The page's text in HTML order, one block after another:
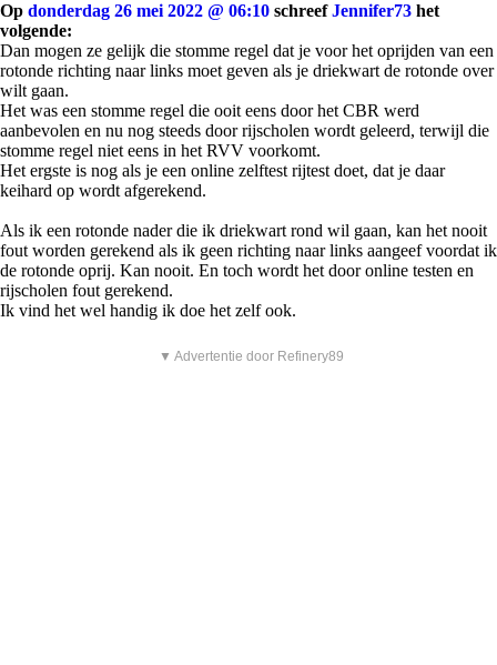
Op donderdag 26 mei 2022 @ 06:10 schreefJennifer73 het
volgende:
Dan mogen ze gelijk die stomme regel dat je voor het oprijden van een
rotonde richting naar links moet geven als je driekwart de rotonde over
wilt gaan.
Het was een stomme regel die ooit eens door het CBR werd
aanbevolen en nu nog steeds door rijscholen wordt geleerd, terwijl die
stomme regel niet eens in het RVV voorkomt.
Het ergste is nog als je een online zelftest rijtest doet, dat je daar
keihard op wordt afgerekend.
Als ik een rotonde nader die ik driekwart rond wil gaan, kan het nooit
fout worden gerekend als ik geen richting naar links aangeef voordat ik
de rotonde oprij. Kan nooit. En toch wordt het door online testen en
rijscholen fout gerekend.
Ik vind het wel handig ik doe het zelf ook.
▼ Advertentie door Refinery89